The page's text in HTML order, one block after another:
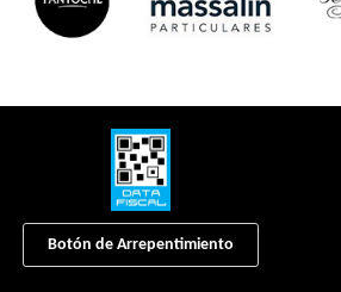
Botón de Arrepentimiento